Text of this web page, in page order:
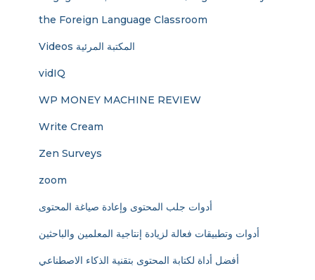
the Foreign Language Classroom
Videos المكتبة المرئية
vidIQ
WP MONEY MACHINE REVIEW
Write Cream
Zen Surveys
zoom
أدوات جلب المحتوى وإعادة صياغة المحتوى
أدوات وتطبيقات فعالة لزيادة إنتاجية المعلمين والباحثين
أفضل أداة لكتابة المحتوى بتقنية الذكاء الاصطناعي